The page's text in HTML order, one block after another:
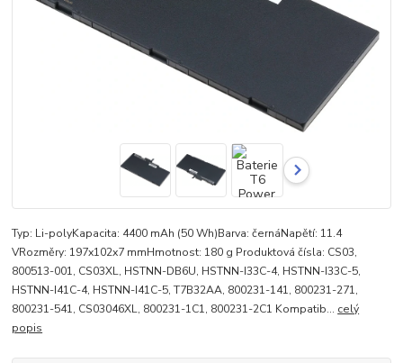
Typ: Li-polyKapacita: 4400 mAh (50 Wh)Barva: černáNapětí: 11.4
VRozměry: 197x102x7 mmHmotnost: 180 g Produktová čísla: CS03,
800513-001, CS03XL, HSTNN-DB6U, HSTNN-I33C-4, HSTNN-I33C-5,
HSTNN-I41C-4, HSTNN-I41C-5, T7B32AA, 800231-141, 800231-271,
800231-541, CS03046XL, 800231-1C1, 800231-2C1 Kompatib... celý
popis